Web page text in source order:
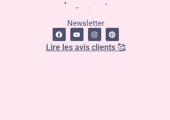
Mon compte
Panier
Boutique
Newsletter
Lire les avis clients 🥰